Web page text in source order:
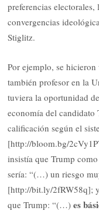
preferencias
convergencias
Stiglitz.
Por ejemplo, se
también profesor en la
tuviera la oportunidad
economía del candidato
calificación según el
[http://bloom.bg/
insistía que Trump
sería: “(…) un riesgo
[http://bit.ly/2fRW58q];
que Trump: “(…)es